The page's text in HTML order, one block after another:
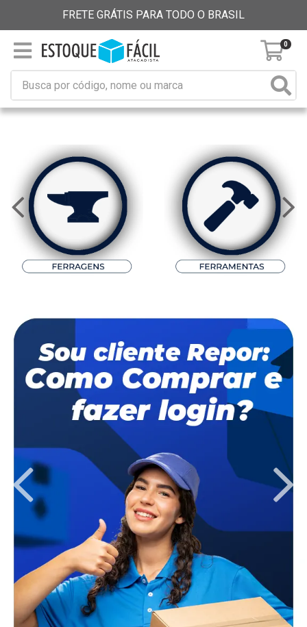
FRETE GRÁTIS PARA TODO O BRASIL
0